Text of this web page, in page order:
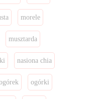
morele
musztarda
nasiona chia
ogórki